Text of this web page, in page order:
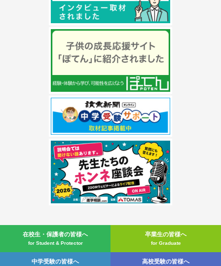
在校生・ 保護者の皆様へ
for Student & Protector
卒業生の皆様へ
for Graduate
中学受験の皆様へ 高校受験の皆様へ